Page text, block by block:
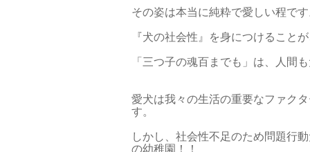
その姿は本当に純粋で愛しい程で
『犬の社会性』を身につけること
「三つ子の魂百までも」は、人間
愛犬は我々の生活の重要なファク
す。
しかし、社会性不足のため問題行
の幼稚園！！